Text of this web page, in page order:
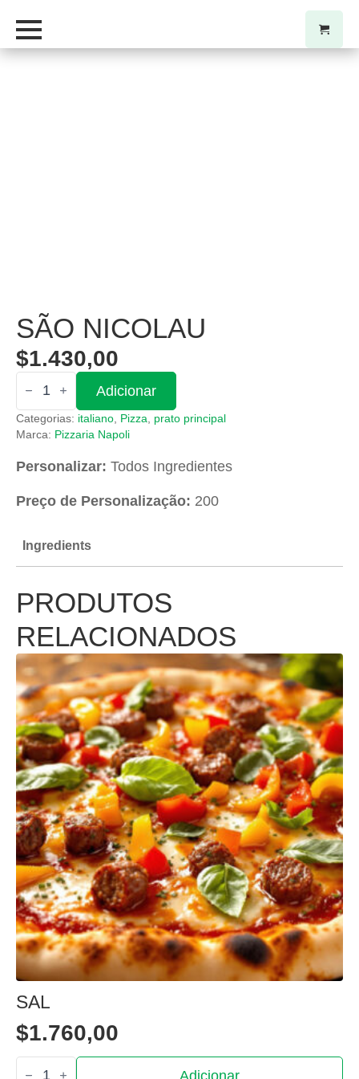
SÃO NICOLAU
$1.430,00
Quantidade
de
São
Nicolau
Adicionar
Categorias: italiano Pizza
prato principal
Marca: Pizzaria Napoli
Personalizar: Todos Ingredientes
Preço de Personalização: 200
Ingredients
PRODUTOS
RELACIONADOS
SAL
$1.760,00
Quantidade
Adicionar